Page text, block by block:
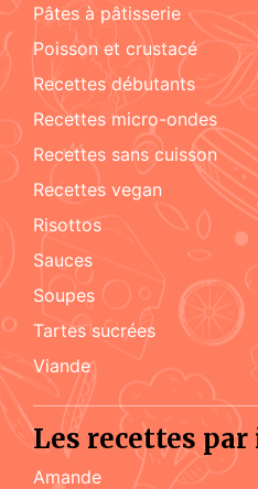
pâtes à pâtisserie
poisson et crustacé
recettes débutants
recettes micro-ondes
recettes sans cuisson
recettes vegan
risottos
sauces
soupes
tartes sucrées
viande
Les recettes
amande